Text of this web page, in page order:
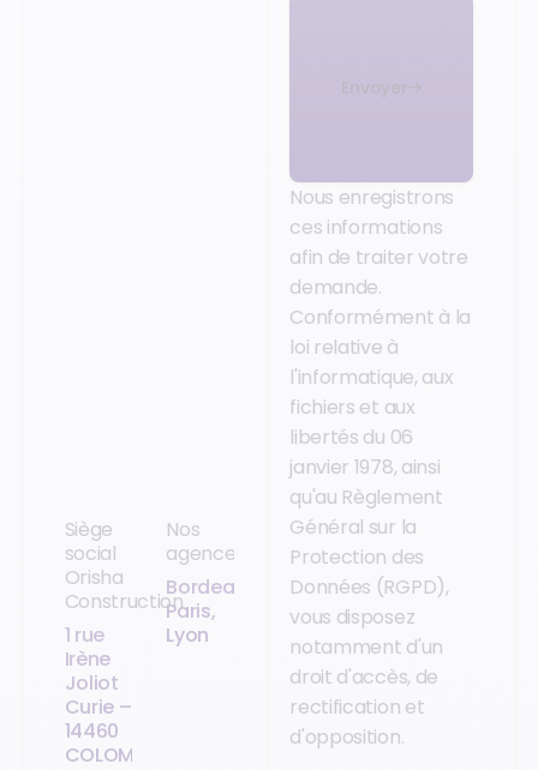
Siège
social
Orisha
Construction
1 rue
Irène
Joliot
Curie –
14460
COLOMBELLES
Nos
agences
Bordeaux,
Paris,
Lyon
Envoyer
Nous enregistrons
ces informations
afin de traiter votre
demande.
Conformément à la
loi relative à
l'informatique, aux
fichiers et aux
libertés du 06
janvier 1978, ainsi
qu'au Règlement
Général sur la
Protection des
Données (RGPD),
vous disposez
notamment d'un
droit d'accès, de
rectification et
d'opposition.